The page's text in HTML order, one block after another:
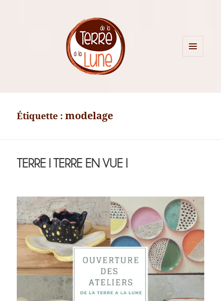
Étiquette :modelage
TERRE ! TERRE EN VUE !